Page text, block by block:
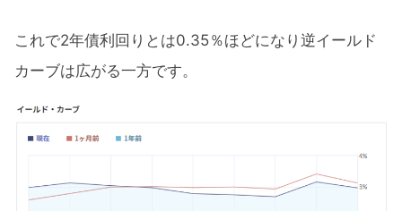
これで2年債利回りとは0.35％ほどになり逆イールド
カーブは広がる一方です。